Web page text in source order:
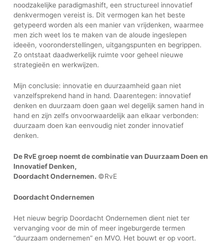
noodzakelijke paradigmashift, een structureel innovatief
denkvermogen vereist is. Dit vermogen kan het beste
getypeerd worden als een manier van vrijdenken, waarmee
men zich weet los te maken van de aloude ingeslepen
ideeën, vooronderstellingen, uitgangspunten en begrippen.
Zo ontstaat daadwerkelijk ruimte voor geheel nieuwe
strategieën en werkwijzen.
Mijn conclusie: innovatie en duurzaamheid gaan niet
vanzelfsprekend hand in hand. Daarentegen: innovatief
denken en duurzaam doen gaan wel degelijk samen hand in
hand en zijn zelfs onvoorwaardelijk aan elkaar verbonden:
duurzaam doen kan eenvoudig niet zonder innovatief
denken.
De RvE groep noemt de combinatie van Duurzaam Doen en
Innovatief Denken,
Doordacht Ondernemen. ©RvE
Doordacht Ondernemen
Het nieuw begrip Doordacht Ondernemen dient niet ter
vervanging voor de min of meer ingeburgerde termen
“duurzaam ondernemen” en MVO. Het bouwt er op voort.